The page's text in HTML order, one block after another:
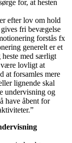
for, at hesten
efter lov om hold
gives fri bevægelse
forstås fx
generelt er et
heste med særligt
være lovligt at
at forsamles mere
lignende skal
undervisning og
have åbent for